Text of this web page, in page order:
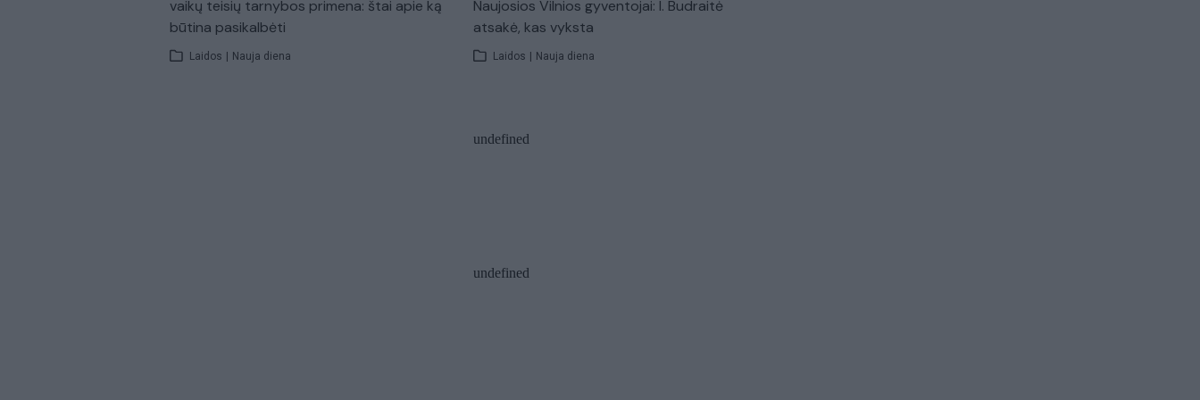
vaikų teisių tarnybos primena: štai apie ką
būtina pasikalbėti
Laidos | Nauja diena
Naujosios Vilnios gyventojai: I. Budraitė
atsakė, kas vyksta
Laidos | Nauja diena